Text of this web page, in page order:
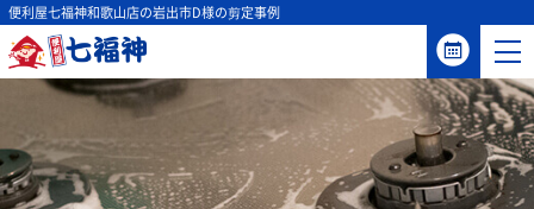
便利屋七福神和歌山店の岩出市D様の剪定事例